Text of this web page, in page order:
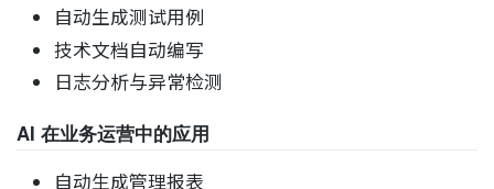
自动生成测试用例
技术文档自动编写
日志分析与异常检测
AI 在业务运营中的应用
自动生成管理报表